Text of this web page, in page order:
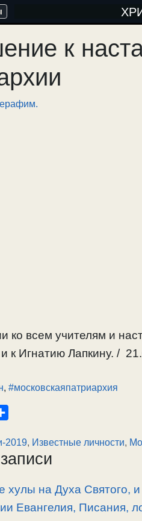
к
ко всем учителям и
к Игнатию Лапкину. /
, #московскаяпатриархия
п
р
в
и
2019, Известные личности,
хулы на Духа Святого,
Евангелия, Писания,